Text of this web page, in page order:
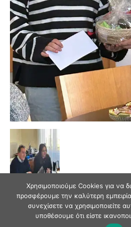
Χρησιμοποιούμε Cookies για να
προσφέρουμε την καλύτερη
συνεχίσετε να χρησιμοποιείτε
υποθέσουμε ότι είστε